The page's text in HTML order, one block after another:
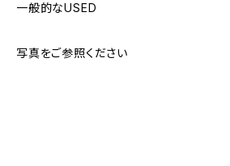
一般的なUSED
写真をご参照ください